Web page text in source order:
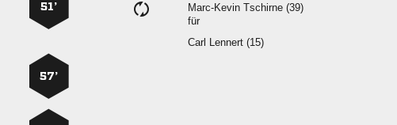
51’
  
für
  
57’